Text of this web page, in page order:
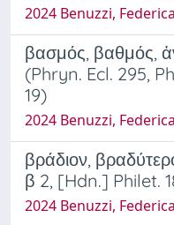
2024 Benuzzi, Federica
βασμός, βαθμός,
(Phryn. Ecl. 295,
19)
2024 Benuzzi, Federica
βράδιον,
β 2, [Hdn.] Philet.
2024 Benuzzi, Federica